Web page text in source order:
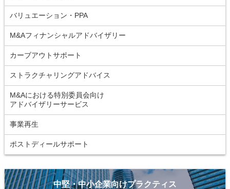
バリュエーション・PPA
M&Aフィナンシャルアドバイザリー
カーブアウトサポート
ストラクチャリングアドバイス
M&Aにおける特別委員会向け
アドバイザリーサービス
事業再生
ポストディールサポート
中堅・中小企業向けプラクティス